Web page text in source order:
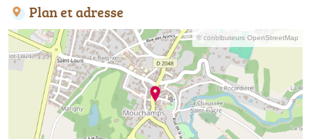
Plan et adresse
© contributeurs OpenStreetMap